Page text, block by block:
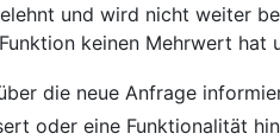
und wird nicht weiter
keinen Mehrwert
die neue Anfrage
oder eine Funktionalität